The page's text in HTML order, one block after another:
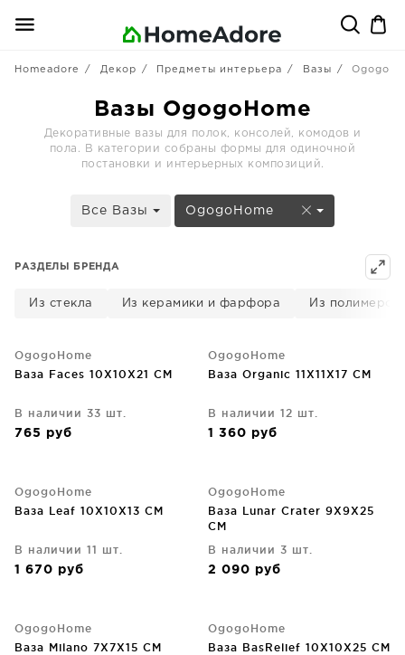
Homeadore Декор Предметы интерьера Вазы
Вазы OgogoHome
Декоративные вазы для полок, консолей, комодов и
пола. В категории собраны формы для одиночной
постановки и интерьерных композиций.
Все Вазы OgogoHome
РАЗДЕЛЫ БРЕНДА
Из стекла Из керамики и фарфора Из полимеров
OgogoHome
Ваза Faces 10X10X21 CM
В наличии 33 шт.
765 руб
OgogoHome
Ваза Organic 11X11X17 CM
В наличии 12 шт.
1 360 руб
OgogoHome
Ваза Leaf 10X10X13 CM
В наличии 11 шт.
1 670 руб
OgogoHome
Ваза Lunar Crater 9X9X25
CM
В наличии 3 шт.
2 090 руб
OgogoHome
Ваза Milano 7X7X15 CM
OgogoHome
Ваза BasRelief 10X10X25 CM